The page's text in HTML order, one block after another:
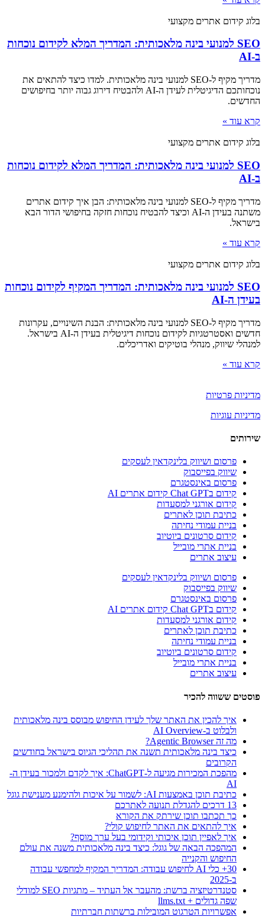
בלוג קידום אתרים מקצועי
SEO למנועי בינה מלאכותית: המדריך המלא לקידום נוכחות
ב-AI
מדריך מקיף ל-SEO למנועי בינה מלאכותית. למדו כיצד להתאים את
נוכחותכם הדיגיטלית לעידן ה-AI ולהבטיח דירוג גבוה יותר בחיפושים
החדשים.
קרא עוד »
בלוג קידום אתרים מקצועי
SEO למנועי בינה מלאכותית: המדריך המלא לקידום נוכחות
ב-AI
מדריך מקיף ל-SEO למנועי בינה מלאכותית: הבן איך קידום אתרים
משתנה בעידן ה-AI וכיצד להבטיח נוכחות חזקה בחיפושי הדור הבא
בישראל.
קרא עוד »
בלוג קידום אתרים מקצועי
SEO למנועי בינה מלאכותית: המדריך המקיף לקידום נוכחות
בעידן ה-AI
מדריך מקיף ל-SEO למנועי בינה מלאכותית: הבנת השינויים, עקרונות
חדשים ואסטרטגיות לקידום נוכחות דיגיטלית בעידן ה-AI בישראל.
למנהלי שיווק, מנהלי בוטיקים ואדריכלים.
קרא עוד »
מדיניות פרטיות
מדיניות עוגיות
שירותים
פרסום ושיווק בלינקדאין לעסקים
שיווק בפייסבוק
פרסום באינסטגרם
קידום בChat GPT קידום אתרים AI
קידום אורגני למסעדות
כתיבת תוכן לאתרים
בניית עמודי נחיתה
קידום סרטונים ביוטיוב
בניית אתרי מובייל
עיצוב אתרים
פרסום ושיווק בלינקדאין לעסקים
שיווק בפייסבוק
פרסום באינסטגרם
קידום בChat GPT קידום אתרים AI
קידום אורגני למסעדות
כתיבת תוכן לאתרים
בניית עמודי נחיתה
קידום סרטונים ביוטיוב
בניית אתרי מובייל
עיצוב אתרים
פוסטים ששווה להכיר
איך להכין את האתר שלך לעידן החיפוש מבוסס בינה מלאכותית
ולבלוט ב-AI Overview
מה זה Agentic Browser?
כיצד בינה מלאכותית תשנה את תהליכי הגיוס בישראל בחודשים
הקרובים
מהפכת המכירות מגיעה ל-ChatGPT: איך לקדם ולמכור בעידן ה-
AI
כתיבת תוכן באמצעות AI: לשמור על איכות ולהימנע מענישת גוגל
13 דרכים להגדלת תנועה לאתרכם
כך תכתבו תוכן שירתק את הקורא
איך להתאים את האתר לחיפוש קולי?
איך לאפיין תוכן איכותי וקידומי בעל ערך מוסף?
המהפכה הבאה של גוגל: כיצד בינה מלאכותית משנה את עולם
החיפוש והקנייה
30+ כלי AI לחיפוש עבודה: המדריך המקיף למחפשי עבודה
ב-2025
סטנדרטיזציה ברשת: מהעבר אל העתיד – מתגיות SEO למודלי
שפה גדולים + llms.txt
אפשרויות הטרגוט המובילות ברשתות חברתיות